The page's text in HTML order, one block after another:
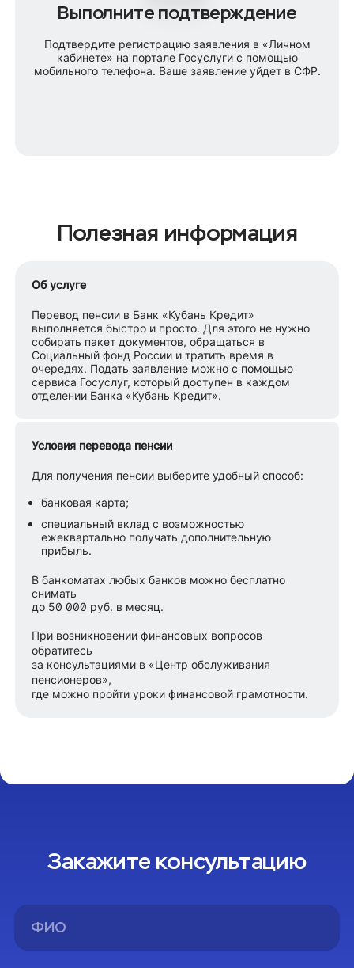
Выполните подтверждение
Подтвердите регистрацию заявления в «Личном
кабинете» на портале Госуслуги с помощью
мобильного телефона. Ваше заявление уйдет в СФР.
Полезная информация
Об услуге
Перевод пенсии в Банк «Кубань Кредит»
выполняется быстро и просто. Для этого не нужно
собирать пакет документов, обращаться в
Социальный фонд России и тратить время в
очередях. Подать заявление можно с помощью
сервиса Госуслуг, который доступен в каждом
отделении Банка «Кубань Кредит».
Условия перевода пенсии
Для получения пенсии выберите удобный способ:
банковая карта;
специальный вклад с возможностью
ежеквартально получать дополнительную
прибыль.
В банкоматах любых банков можно бесплатно
снимать
до 50 000 руб. в месяц.
При возникновении финансовых вопросов
обратитесь
за консультациями в «Центр обслуживания
пенсионеров»,
где можно пройти уроки финансовой грамотности.
Закажите консультацию